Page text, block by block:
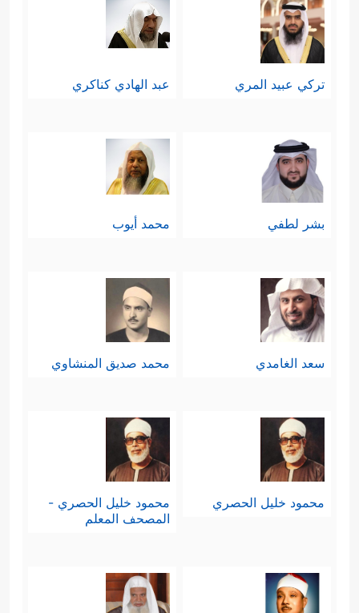
تركي عبيد المري عبد الهادي كناكري
بشر لطفي محمد أيوب
سعد الغامدي محمد صديق المنشاوي
محمود خليل الحصري
محمود خليل الحصري -
المصحف المعلم